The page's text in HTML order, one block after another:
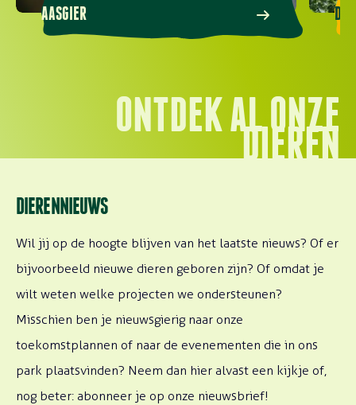
AASGIER
ONTDEK AL ONZE
DIEREN
DIERENNIEUWS
Wil jij op de hoogte blijven van het laatste nieuws? Of er
bijvoorbeeld nieuwe dieren geboren zijn? Of omdat je
wilt weten welke projecten we ondersteunen?
Misschien ben je nieuwsgierig naar onze
toekomstplannen of naar de evenementen die in ons
park plaatsvinden? Neem dan hier alvast een kijkje of,
nog beter: abonneer je op onze nieuwsbrief!